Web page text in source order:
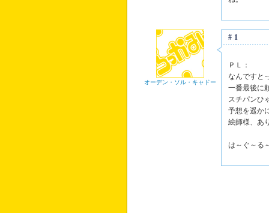
オーデン・ソル・キャドー
#1
ＰＬ：
なんですと
一番最後に
スチパンひ
予想を遥か
絵師様、あ
は～ぐ～る